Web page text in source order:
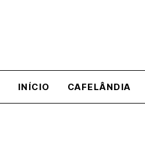
INÍCIO CAFELÂNDIA